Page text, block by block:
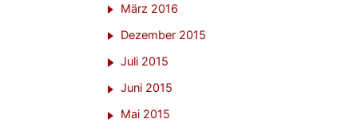
März 2016
Dezember 2015
Juli 2015
Juni 2015
Mai 2015